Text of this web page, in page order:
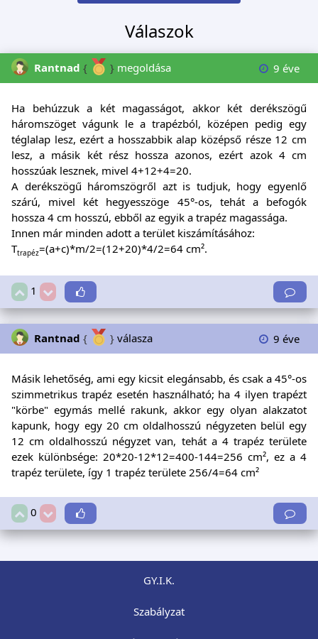
Válaszok
Rantnad { } megoldása 9 éve
Ha behúzzuk a két magasságot, akkor két derékszögű
háromszöget vágunk le a trapézból, középen pedig egy
téglalap lesz, ezért a hosszabbik alap középső része 12 cm
lesz, a másik két rész hossza azonos, ezért azok 4 cm
hosszúak lesznek, mivel 4+12+4=20.
A derékszögű háromszögről azt is tudjuk, hogy egyenlő
szárú, mivel két hegyesszöge 45°-os, tehát a befogók
hossza 4 cm hosszú, ebből az egyik a trapéz magassága.
Innen már minden adott a terület kiszámításához:
Ttrapéz=(a+c)*m/2=(12+20)*4/2=64 cm².
1
Rantnad { } válasza 9 éve
Másik lehetőség, ami egy kicsit elegánsabb, és csak a 45°-os
szimmetrikus trapéz esetén használható; ha 4 ilyen trapézt
"körbe" egymás mellé rakunk, akkor egy olyan alakzatot
kapunk, hogy egy 20 cm oldalhosszú négyzeten belül egy
12 cm oldalhosszú négyzet van, tehát a 4 trapéz területe
ezek különbsége: 20*20-12*12=400-144=256 cm², ez a 4
trapéz területe, így 1 trapéz területe 256/4=64 cm²
0
GY.I.K.
Szabályzat